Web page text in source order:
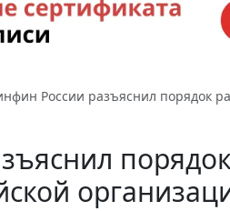
России разъяснил порядок